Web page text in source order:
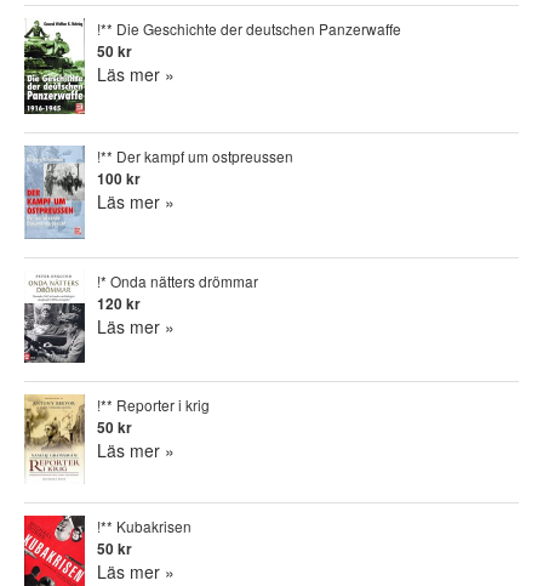
!** Die Geschichte der deutschen Panzerwaffe
50 kr
Läs mer »
!** Der kampf um ostpreussen
100 kr
Läs mer »
!* Onda nätters drömmar
120 kr
Läs mer »
!** Reporter i krig
50 kr
Läs mer »
!** Kubakrisen
50 kr
Läs mer »